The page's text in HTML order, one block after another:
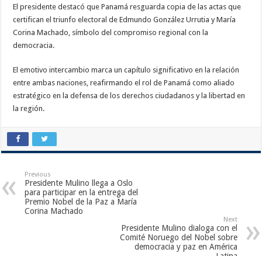
El presidente destacó que Panamá resguarda copia de las actas que
certifican el triunfo electoral de Edmundo González Urrutia y María
Corina Machado, símbolo del compromiso regional con la
democracia.
El emotivo intercambio marca un capítulo significativo en la relación
entre ambas naciones, reafirmando el rol de Panamá como aliado
estratégico en la defensa de los derechos ciudadanos y la libertad en
la región.
Previous
Presidente Mulino llega a Oslo
para participar en la entrega del
Premio Nobel de la Paz a María
Corina Machado
Next
Presidente Mulino dialoga con el
Comité Noruego del Nobel sobre
democracia y paz en América